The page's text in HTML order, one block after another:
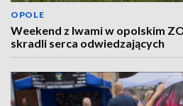
OPOLE
Weekend z lwami w opolskim
skradli serca odwiedzających